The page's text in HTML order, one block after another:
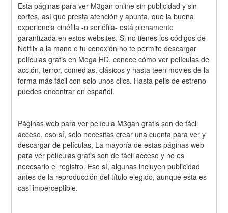
Esta páginas para ver M3gan online sin publicidad y sin
cortes, así que presta atención y apunta, que la buena
experiencia cinéfila -o seriéfila- está plenamente
garantizada en estos websites. Si no tienes los códigos de
Netflix a la mano o tu conexión no te permite descargar
películas gratis en Mega HD, conoce cómo ver películas de
acción, terror, comedias, clásicos y hasta teen movies de la
forma más fácil con solo unos clics. Hasta pelis de estreno
puedes encontrar en español.
Páginas web para ver película M3gan gratis son de fácil
acceso. eso sí, solo necesitas crear una cuenta para ver y
descargar de películas, La mayoría de estas páginas web
para ver películas gratis son de fácil acceso y no es
necesario el registro. Eso sí, algunas incluyen publicidad
antes de la reproducción del título elegido, aunque esta es
casi imperceptible.